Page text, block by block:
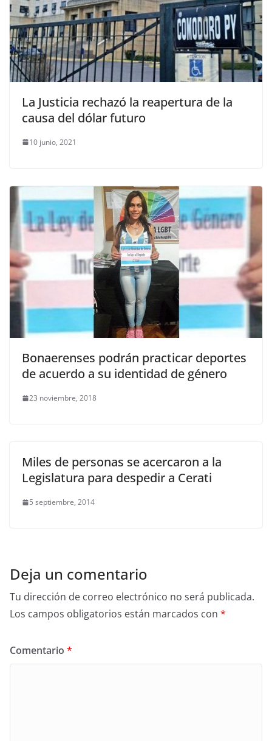
La Justicia rechazó la reapertura de la
causa del dólar futuro
10 junio, 2021
Bonaerenses podrán practicar deportes
de acuerdo a su identidad de género
23 noviembre, 2018
Miles de personas se acercaron a la
Legislatura para despedir a Cerati
5 septiembre, 2014
Deja un comentario
Tu dirección de correo electrónico no será publicada.
Los campos obligatorios están marcados con *
Comentario *